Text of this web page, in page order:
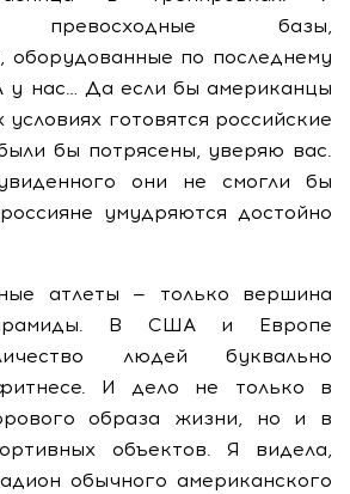
превосходные базы,
оборудованные по последнему
у нас… Да если бы американцы
готовятся российские
бы потрясены, уверяю вас.
они не смогли бы
умудряются достойно
атлеты — только вершина
В США и Европе
людей буквально
И дело не только в
образа жизни, но и в
объектов. Я видела,
обычного американского